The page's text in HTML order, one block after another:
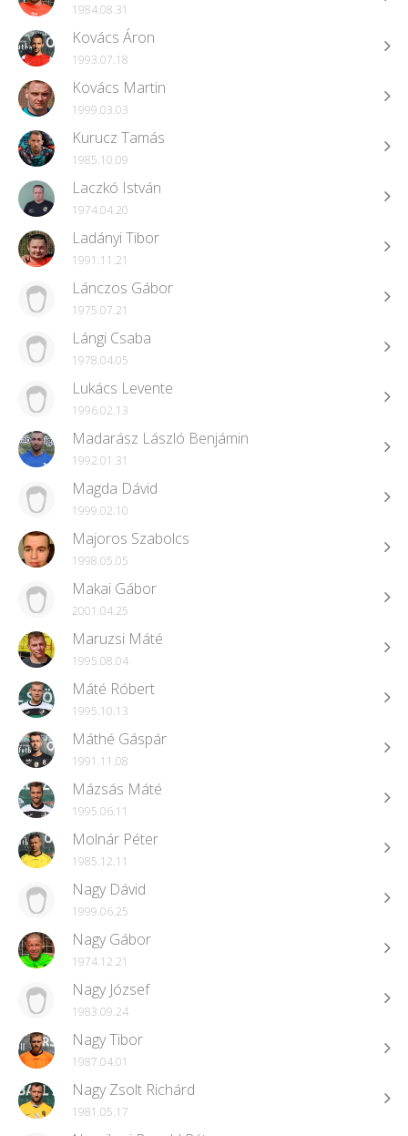
1984.08.31
Kovács Áron
1993.07.18
Kovács Martin
1999.03.03
Kurucz Tamás
1985.10.09
Laczkó István
1974.04.20
Ladányi Tibor
1991.11.21
Lánczos Gábor
1975.07.21
Lángi Csaba
1978.04.05
Lukács Levente
1996.02.13
Madarász László Benjámin
1992.01.31
Magda Dávid
1999.02.10
Majoros Szabolcs
1998.05.05
Makai Gábor
2001.04.25
Maruzsi Máté
1995.08.04
Máté Róbert
1995.10.13
Máthé Gáspár
1991.11.08
Mázsás Máté
1995.06.11
Molnár Péter
1985.12.11
Nagy Dávid
1999.06.25
Nagy Gábor
1974.12.21
Nagy József
1983.09.24
Nagy Tibor
1987.04.01
Nagy Zsolt Richárd
1981.05.17